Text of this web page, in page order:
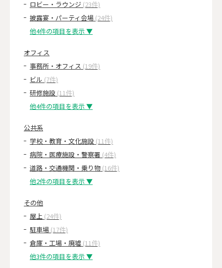
ロビー・ラウンジ (23件)
披露宴・パーティ会場 (24件)
他4件の項目を表示 ▼
オフィス
事務所・オフィス (19件)
ビル (7件)
研修施設 (11件)
他4件の項目を表示 ▼
公共系
学校・教育・文化施設 (11件)
病院・医療施設・警察署 (4件)
道路・交通機関・乗り物 (16件)
他2件の項目を表示 ▼
その他
屋上 (24件)
駐車場 (17件)
倉庫・工場・廃墟 (11件)
他3件の項目を表示 ▼